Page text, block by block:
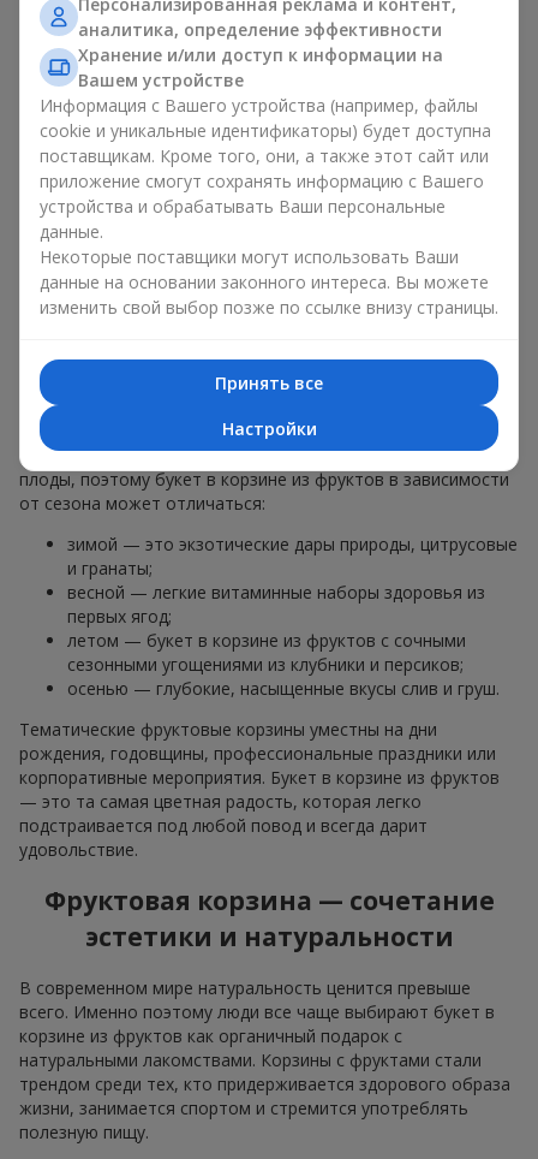
меньше, чем наполнение. Именно праздничное оформление
превращает обычный букет в корзине из фруктов в
гастрономический подарок. В компанииFlowers.uaмы
всегда учитываем пожелания клиента при создании декора.
При формировании композиции используются натуральные
материалы, продуманная упаковка вкуса и, конечно,
декоративные элементы, соответствующие событию.
По желанию клиента корзина с фруктами может быть
оформлена в прозрачной пленке или стильной коробке —
всегда с праздничной подачей, которая выглядит аккуратно
и презентабельно.
Тематические фруктовые
композиции для праздников
и сезонов
Каждое время года имеет свой характер и свои сезонные
плоды, поэтому букет в корзине из фруктов в зависимости
от сезона может отличаться:
зимой — это экзотические дары природы, цитрусовые
и гранаты;
весной — легкие витаминные наборы здоровья из
первых ягод;
летом — букет в корзине из фруктов с сочными
сезонными угощениями из клубники и персиков;
осенью — глубокие, насыщенные вкусы слив и груш.
Тематические фруктовые корзины уместны на дни
рождения, годовщины, профессиональные праздники или
корпоративные мероприятия. Букет в корзине из фруктов
— это та самая цветная радость, которая легко
подстраивается под любой повод и всегда дарит
удовольствие.
Фруктовая корзина — сочетание
эстетики и натуральности
В современном мире натуральность ценится превыше
всего. Именно поэтому люди все чаще выбирают букет в
корзине из фруктов как органичный подарок с
натуральными лакомствами. Корзины с фруктами стали
трендом среди тех, кто придерживается здорового образа
жизни, занимается спортом и стремится употреблять
полезную пищу.
аналитика, определение эффективности
Хранение и/или доступ к информации на
Вашем устройстве
Информация с Вашего устройства (например, файлы
cookie и уникальные идентификаторы) будет доступна
поставщикам. Кроме того, они, а также этот сайт или
приложение смогут сохранять информацию с Вашего
устройства и обрабатывать Ваши персональные
данные.
Некоторые поставщики могут использовать Ваши
данные на основании законного интереса. Вы можете
изменить свой выбор позже по ссылке внизу страницы.
Принять все
Настройки